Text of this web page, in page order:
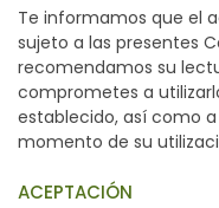
Te informamos que el
sujeto a las presentes
recomendamos su
comprometes a
establecido, así como
momento de su
ACEPTACIÓN